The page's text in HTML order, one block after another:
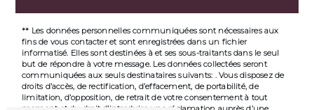
** Les données personnelles communiquées sont nécessaires aux
fins de vous contacter et sont enregistrées dans un fichier
informatisé. Elles sont destinées à et ses sous-traitants dans le seul
but de répondre à votre message. Les données collectées seront
communiquées aux seuls destinataires suivants: . Vous disposez de
droits d’accès, de rectification, d’effacement, de portabilité, de
limitation, d’opposition, de retrait de votre consentement à tout